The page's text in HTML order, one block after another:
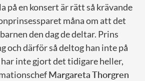
på en konsert är rätt så krävande
måna om att det
den dag de deltar. Prins
och därför så deltog han inte på
inte gjort det tidigare heller,
Margareta Thorgren